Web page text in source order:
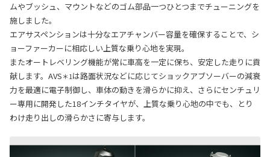
ムやブッシュ、マウントなどのゴム部品一つひとつまでチューニングを
施しました。
エアサスペンションは十分なエアチャンバー容量を確保することで、シ
ョーファーカーに相応しい上質な乗り心地を実現。
またオートレベリング機能が常に車高を一定に保ち、安定した走りに貢
献します。AVS＊1は路面状況などに応じてショックアブソーバーの減衰
力を最適に電子制御し、車体の動きを滑らかに抑え、さらにセンチュリ
ー専用に開発した18インチタイヤが、上質な乗り心地の中でも、とり
わけ走り出しの滑らかさに寄与します。